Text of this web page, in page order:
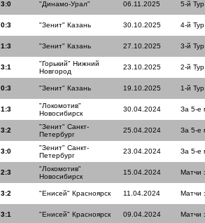
3:0 "Динамо-Урал" 06.11.2025 5-й Тур
0:3 "Зенит" Казань 30.10.2025 4-й Тур
1:3 "Зенит" Казань 27.10.2025 3-й Тур
3:1
"Горький" Нижний
Новгород
23.10.2025 2-й Тур
0:3 "Зенит" Казань 19.10.2025 1-й Тур
1:3
"Локомотив"
Новосибирск
30.04.2024 За 5-е
3:2
"Зенит" Санкт-
Петербург
25.04.2024 За 5-е
3:0
"Зенит" Санкт-
Петербург
23.04.2024 За 5-е
2:3
"Локомотив"
Новосибирск
15.04.2024 Матчи
3:2 "Енисей" Красноярск 11.04.2024 Матчи
3:1 "Енисей" Красноярск 09.04.2024 Матчи